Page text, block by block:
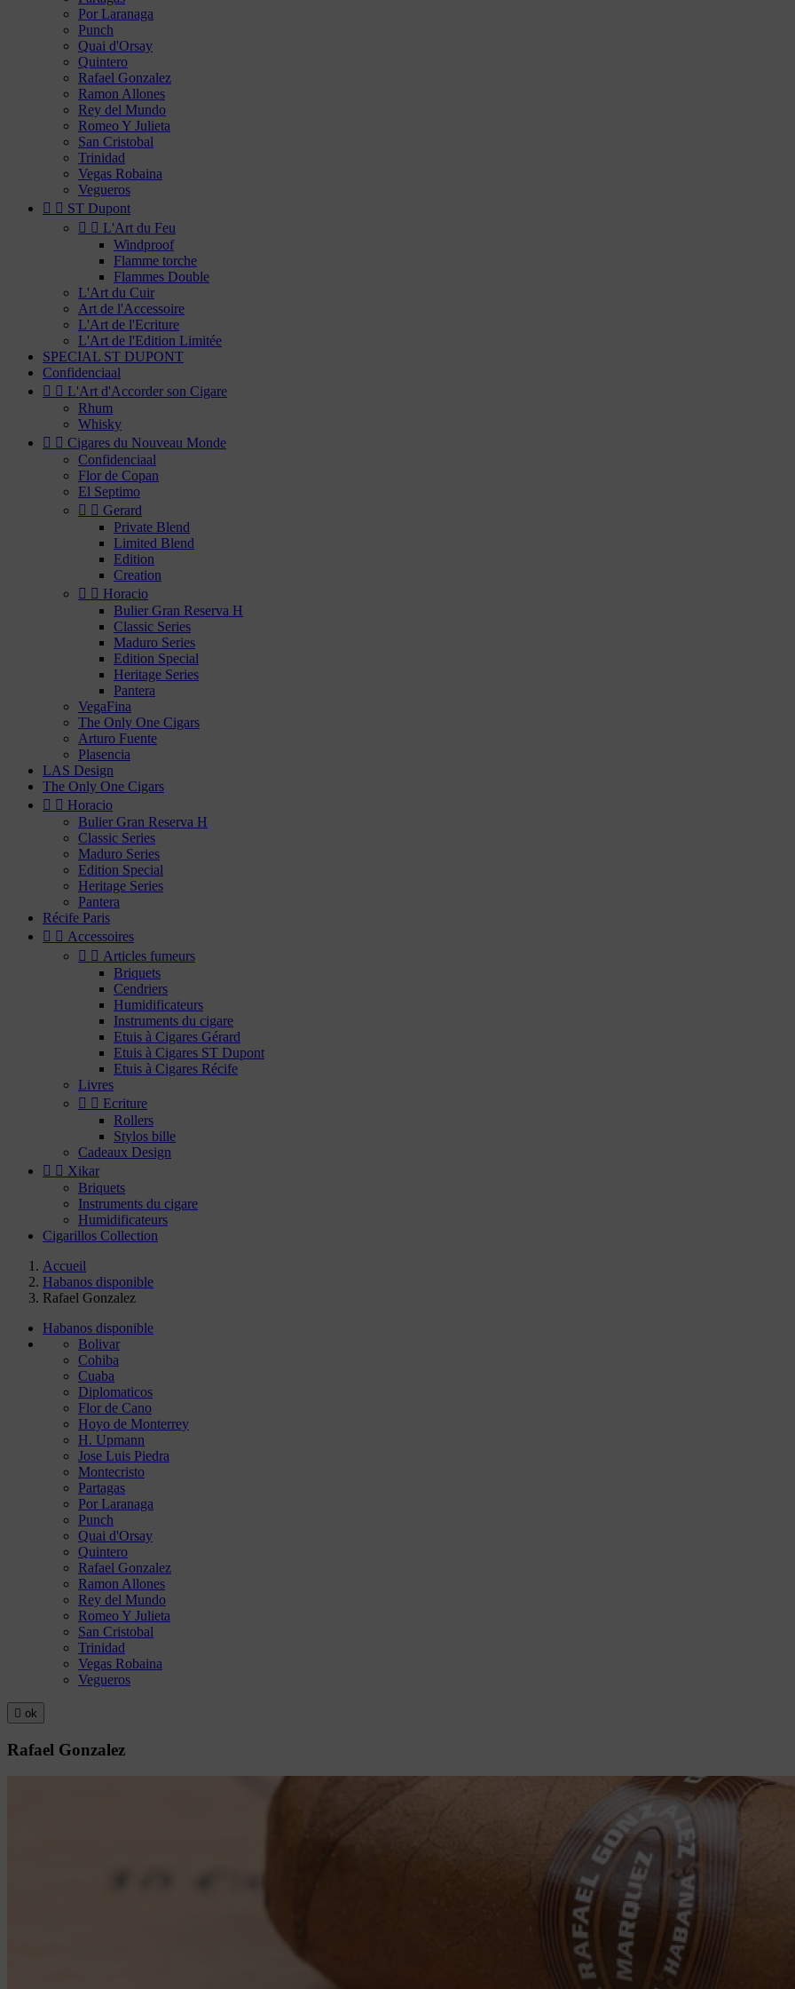
Por Laranaga
Punch
Quai d'Orsay
Quintero
Rafael Gonzalez
Ramon Allones
Rey del Mundo
Romeo Y Julieta
San Cristobal
Trinidad
Vegas Robaina
Vegueros
  ST Dupont
  L'Art du Feu
Windproof
Flamme torche
Flammes Double
L'Art du Cuir
Art de l'Accessoire
L'Art de l'Ecriture
L'Art de l'Edition Limitée
SPECIAL ST DUPONT
Confidenciaal
  L'Art d'Accorder son Cigare
Rhum
Whisky
  Cigares du Nouveau Monde
Confidenciaal
Flor de Copan
El Septimo
  Gerard
Private Blend
Limited Blend
Edition
Creation
  Horacio
Bulier Gran Reserva H
Classic Series
Maduro Series
Edition Special
Heritage Series
Pantera
VegaFina
The Only One Cigars
Arturo Fuente
Plasencia
LAS Design
The Only One Cigars
  Horacio
Bulier Gran Reserva H
Classic Series
Maduro Series
Edition Special
Heritage Series
Pantera
Récife Paris
  Accessoires
  Articles fumeurs
Briquets
Cendriers
Humidificateurs
Instruments du cigare
Etuis à Cigares Gérard
Etuis à Cigares ST Dupont
Etuis à Cigares Récife
Livres
  Ecriture
Rollers
Stylos bille
Cadeaux Design
  Xikar
Briquets
Instruments du cigare
Humidificateurs
Cigarillos Collection
Accueil
Habanos disponible
Rafael Gonzalez
Habanos disponible
Bolivar
Cohiba
Cuaba
Diplomaticos
Flor de Cano
Hoyo de Monterrey
H. Upmann
Jose Luis Piedra
Montecristo
Partagas
Por Laranaga
Punch
Quai d'Orsay
Quintero
Rafael Gonzalez
Ramon Allones
Rey del Mundo
Romeo Y Julieta
San Cristobal
Trinidad
Vegas Robaina
Vegueros
 ok
Rafael Gonzalez